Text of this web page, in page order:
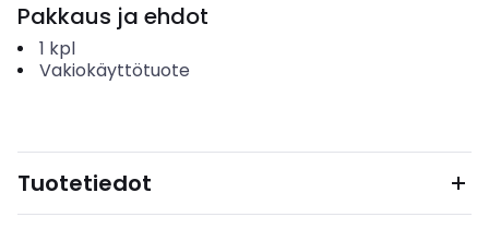
Pakkaus ja ehdot
1 kpl
Vakiokäyttötuote
Tuotetiedot